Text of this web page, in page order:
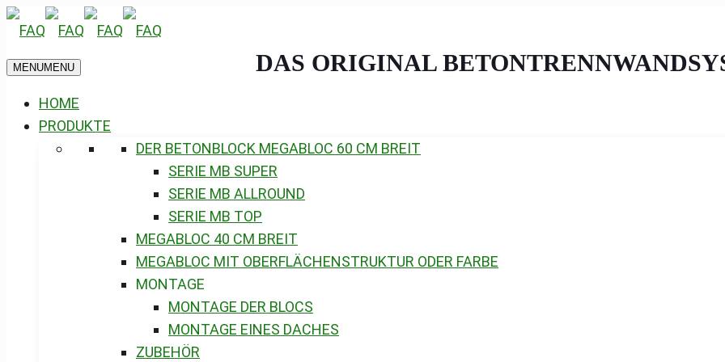
MENUMENU
HOME
PRODUKTE
DER BETONBLOCK MEGABLOC 60 CM BREIT
SERIE MB SUPER
SERIE MB ALLROUND
SERIE MB TOP
MEGABLOC 40 CM BREIT
MEGABLOC MIT OBERFLÄCHENSTRUKTUR ODER FARBE
MONTAGE
MONTAGE DER BLOCS
MONTAGE EINES DACHES
ZUBEHÖR
DAS ORIGINAL